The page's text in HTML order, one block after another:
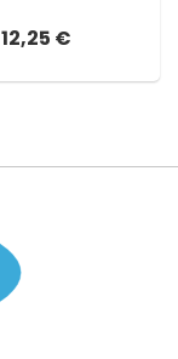
12,25 €